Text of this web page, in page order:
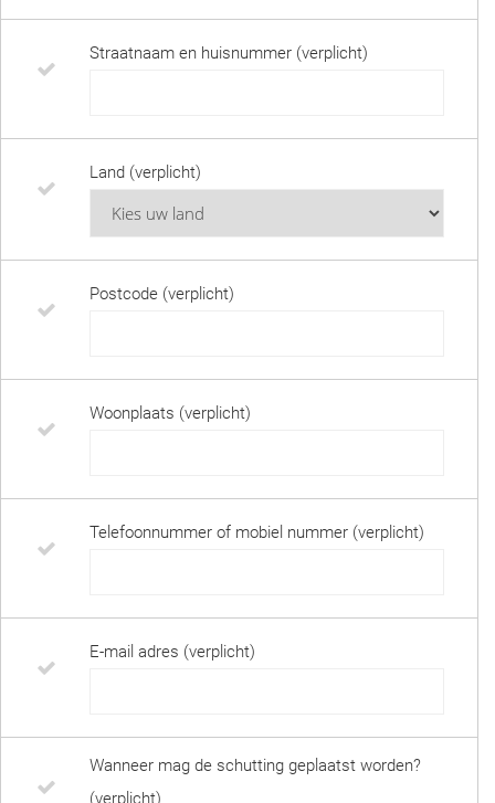
Straatnaam en huisnummer (verplicht)
Land (verplicht)
Postcode (verplicht)
Woonplaats (verplicht)
Telefoonnummer of mobiel nummer (verplicht)
E-mail adres (verplicht)
Wanneer mag de schutting geplaatst worden?
(verplicht)